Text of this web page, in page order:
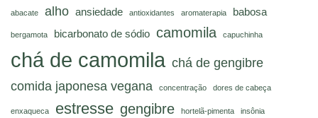
abacate alho ansiedade antioxidantes aromaterapia babosa
bergamota bicarbonato de sódio camomila capuchinha
chá de camomila chá de gengibre
comida japonesa vegana
concentração dores de cabeça
enxaqueca estresse gengibre hortelã-pimenta insônia